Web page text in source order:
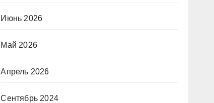
Июнь 2026
Май 2026
Апрель 2026
Сентябрь 2024